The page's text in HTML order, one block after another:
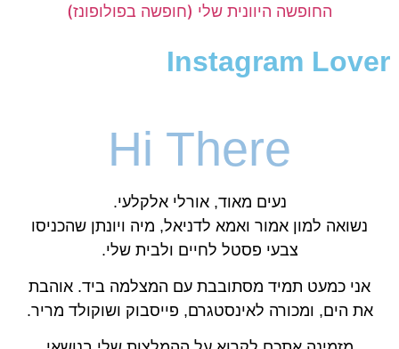
החופשה היוונית שלי (חופשה בפולופונז)
Instagram Lover
Hi There
נעים מאוד, אורלי אלקלעי.
נשואה למון אמור ואמא לדניאל, מיה ויונתן שהכניסו
צבעי פסטל לחיים ולבית שלי.
אני כמעט תמיד מסתובבת עם המצלמה ביד. אוהבת
את הים, ומכורה לאינסטגרם, פייסבוק ושוקולד מריר.